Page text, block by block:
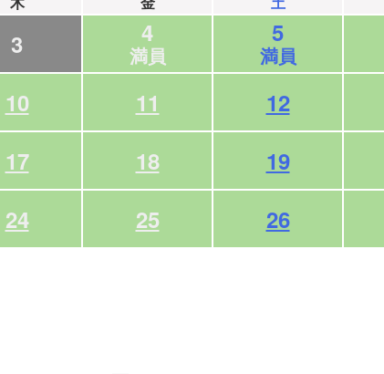
3 4
満員
5
満員
10 11 12
17 18 19
24 25 26